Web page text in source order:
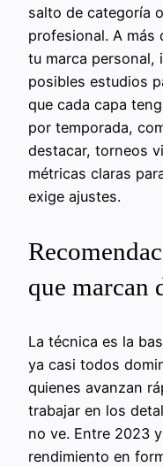
salto de categoría
profesional. A más
tu marca personal,
posibles estudios
que cada capa
por temporada,
destacar, torneos
métricas claras
exige ajustes.
que marcan
La técnica es la
ya casi todos
quienes avanzan
trabajar en los
no ve. Entre 2023
rendimiento en